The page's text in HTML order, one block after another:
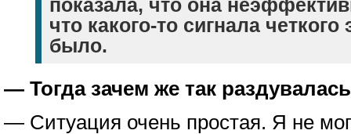
показала, что она
что какого-то сигнала
было.
— Тогда зачем же так
— Ситуация очень простая. Я не